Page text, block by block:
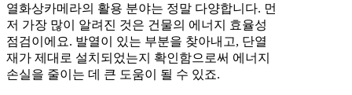
열화상카메라의 활용 분야는 정말 다양합니다. 먼
저 가장 많이 알려진 것은 건물의 에너지 효율성
점검이에요. 발열이 있는 부분을 찾아내고, 단열
재가 제대로 설치되었는지 확인함으로써 에너지
손실을 줄이는 데 큰 도움이 될 수 있죠.